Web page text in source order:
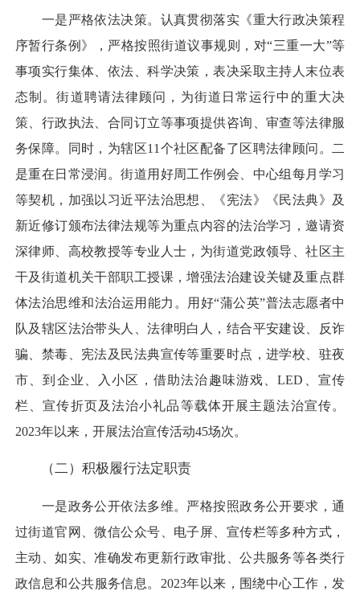
一是严格依法决策。认真贯彻落实《重大行政决策程
序暂行条例》，严格按照街道议事规则，对“三重一大”等
事项实行集体、依法、科学决策，表决采取主持人末位表
态制。街道聘请法律顾问，为街道日常运行中的重大决
策、行政执法、合同订立等事项提供咨询、审查等法律服
务保障。同时，为辖区11个社区配备了区聘法律顾问。二
是重在日常浸润。街道用好周工作例会、中心组每月学习
等契机，加强以习近平法治思想、《宪法》《民法典》及
新近修订颁布法律法规等为重点内容的法治学习，邀请资
深律师、高校教授等专业人士，为街道党政领导、社区主
干及街道机关干部职工授课，增强法治建设关键及重点群
体法治思维和法治运用能力。用好“蒲公英”普法志愿者中
队及辖区法治带头人、法律明白人，结合平安建设、反诈
骗、禁毒、宪法及民法典宣传等重要时点，进学校、驻夜
市、到企业、入小区，借助法治趣味游戏、LED、宣传
栏、宣传折页及法治小礼品等载体开展主题法治宣传。
2023年以来，开展法治宣传活动45场次。
（二）积极履行法定职责
一是政务公开依法多维。严格按照政务公开要求，通
过街道官网、微信公众号、电子屏、宣传栏等多种方式，
主动、如实、准确发布更新行政审批、公共服务等各类行
政信息和公共服务信息。2023年以来，围绕中心工作，发